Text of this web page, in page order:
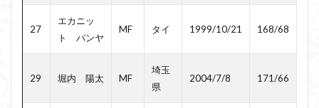
27
エカニッ
ト パンヤ
MF タイ 1999/10/21 168/68
29 堀内 陽太 MF
埼玉
県
2004/7/8 171/66